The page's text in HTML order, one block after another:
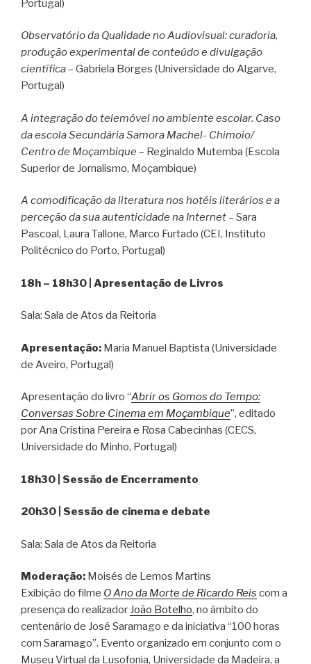
Portugal)
Observatório da Qualidade no Audiovisual: curadoria,
produção experimental de conteúdo e divulgação
científica– Gabriela Borges (Universidade do Algarve,
Portugal)
A integração do telemóvel no ambiente escolar. Caso
da escola Secundária Samora Machel- Chimoio/
Centro de Moçambique – Reginaldo Mutemba (​​Escola
Superior de Jornalismo, Moçambique)
A comodificação da literatura nos hotéis literários e a
perceção da sua autenticidade na Internet –Sara
Pascoal, Laura Tallone, Marco Furtado (CEI, Instituto
Politécnico do Porto, Portugal)
18h – 18h30 | Apresentação de Livros
Sala: Sala de Atos da Reitoria
Apresentação: Maria Manuel Baptista (Universidade
de Aveiro, Portugal)
Apresentação do livro “Abrir os Gomos do Tempo:
Conversas Sobre Cinema em Moçambique”, editado
por Ana Cristina Pereira e Rosa Cabecinhas (CECS,
Universidade do Minho, Portugal)
18h30 | Sessão de Encerramento
20h30 | Sessão de cinema e debate
Sala: Sala de Atos da Reitoria
Moderação: Moisés de Lemos Martins
Exibição do filme O Ano da Morte de Ricardo Reis com a
presença do realizador João Botelho, no âmbito do
centenário de José Saramago e da iniciativa “100 horas
com Saramago”. Evento organizado em conjunto com o
Museu Virtual da Lusofonia, Universidade da Madeira, a